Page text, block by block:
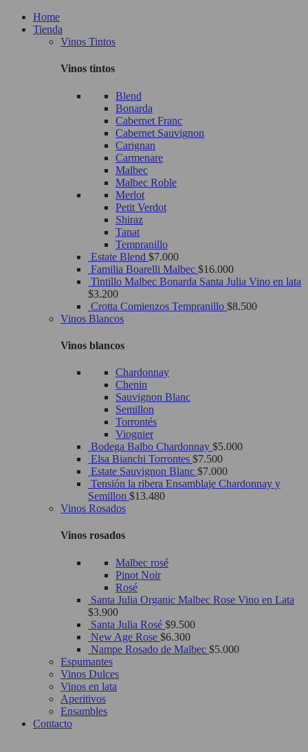
Home
Tienda
Vinos Tintos
Vinos tintos
Blend
Bonarda
Cabernet Franc
Cabernet Sauvignon
Carignan
Carmenare
Malbec
Malbec Roble
Merlot
Petit Verdot
Shiraz
Tanat
Tempranillo
Estate Blend $7.000
Familia Boarelli Malbec $16.000
Tintillo Malbec Bonarda Santa Julia Vino en lata
$3.200
Crotta Comienzos Tempranillo $8.500
Vinos Blancos
Vinos blancos
Chardonnay
Chenin
Sauvignon Blanc
Semillon
Torrontés
Viognier
Bodega Balbo Chardonnay $5.000
Elsa Bianchi Torrontes $7.500
Estate Sauvignon Blanc $7.000
Tensión la ribera Ensamblaje Chardonnay y
Semillon $13.480
Vinos Rosados
Vinos rosados
Malbec rosé
Pinot Noir
Rosé
Santa Julia Organic Malbec Rose Vino en Lata
$3.900
Santa Julia Rosé $9.500
New Age Rose $6.300
Nampe Rosado de Malbec $5.000
Espumantes
Vinos Dulces
Vinos en lata
Aperitivos
Ensambles
Contacto